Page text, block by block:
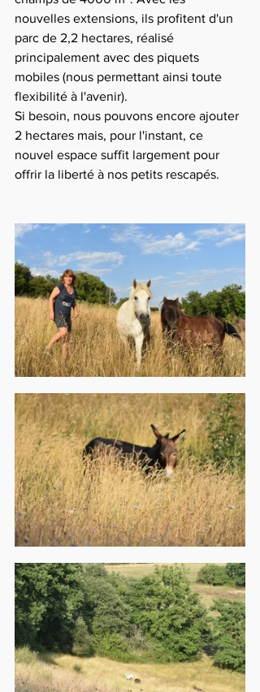
nouvelles extensions, ils profitent d'un
parc de 2,2 hectares, réalisé
principalement avec des piquets
mobiles (nous permettant ainsi toute
flexibilité à l'avenir).
Si besoin, nous pouvons encore ajouter
2 hectares mais, pour l'instant, ce
nouvel espace suffit largement pour
offrir la liberté à nos petits rescapés.